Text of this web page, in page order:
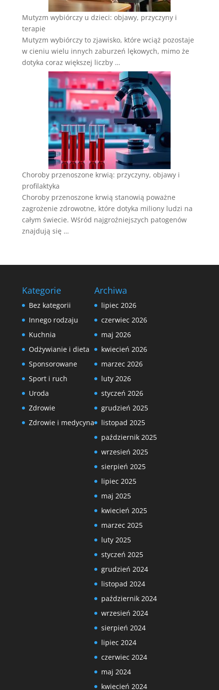
Mutyzm wybiórczy u dzieci: objawy, przyczyny i
terapie
Mutyzm wybiórczy to zjawisko, które wciąż pozostaje
w cieniu wielu innych zaburzeń lękowych, mimo że
dotyka coraz większej liczby …
Choroby przenoszone krwią: przyczyny, objawy i
profilaktyka
Choroby przenoszone krwią stanowią poważne
zagrożenie zdrowotne, które dotyka miliony ludzi na
całym świecie. Wśród najgroźniejszych patogenów
znajdują się …
Kategorie
Bez kategorii
Innego rodzaju
Kuchnia
Odżywianie i dieta
Sponsorowane
Sport i ruch
Uroda
Zdrowie
Zdrowie i medycyna
Archiwa
lipiec 2026
czerwiec 2026
maj 2026
kwiecień 2026
marzec 2026
luty 2026
styczeń 2026
grudzień 2025
listopad 2025
październik 2025
wrzesień 2025
sierpień 2025
lipiec 2025
maj 2025
kwiecień 2025
marzec 2025
luty 2025
styczeń 2025
grudzień 2024
listopad 2024
październik 2024
wrzesień 2024
sierpień 2024
lipiec 2024
czerwiec 2024
maj 2024
kwiecień 2024